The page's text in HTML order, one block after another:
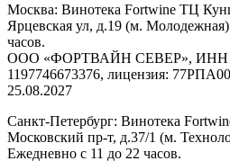
Москва: Винотека Fortwine ТЦ
Ярцевская ул, д.19 (м.
часов.
ООО «ФОРТВАЙН СЕВЕР», ИНН -
1197746673376, лицензия:
25.08.2027
Санкт-Петербург: Винотека
Московский пр-т, д.37/1 (м.
Ежедневно с 11 до 22 часов.